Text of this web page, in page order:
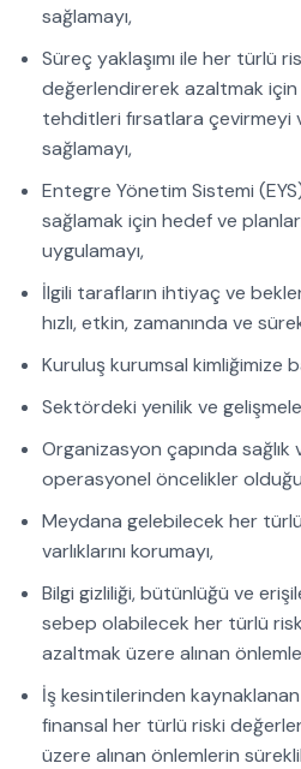
sağlamayı,
Süreç yaklaşımı ile her türlü
değerlendirerek azaltmak için
tehditleri fırsatlara çevirmeyi
sağlamayı,
Entegre Yönetim Sistemi
sağlamak için hedef ve
uygulamayı,
İlgili tarafların ihtiyaç ve
hızlı, etkin, zamanında ve
Kuruluş kurumsal kimliğimize
Sektördeki yenilik ve
Organizasyon çapında
operasyonel öncelikler
Meydana gelebilecek her
varlıklarını korumayı,
Bilgi gizliliği, bütünlüğü ve
sebep olabilecek her türlü
azaltmak üzere alınan
İş kesintilerinden
finansal her türlü riski
üzere alınan önlemlerin